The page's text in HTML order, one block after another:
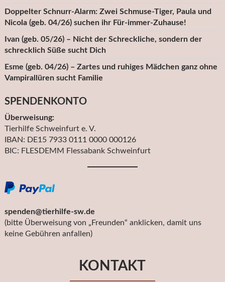
Doppelter Schnurr-Alarm: Zwei Schmuse-Tiger, Paula und
Nicola (geb. 04/26) suchen ihr Für-immer-Zuhause!
Ivan (geb. 05/26) – Nicht der Schreckliche, sondern der
schrecklich Süße sucht Dich
Esme (geb. 04/26) – Zartes und ruhiges Mädchen ganz ohne
Vampirallüren sucht Familie
SPENDENKONTO
Überweisung:
Tierhilfe Schweinfurt e. V.
IBAN: DE15 7933 0111 0000 000126
BIC: FLESDEMM Flessabank Schweinfurt
spenden@tierhilfe-sw.de
(bitte Überweisung von „Freunden“ anklicken, damit uns
keine Gebühren anfallen)
KONTAKT